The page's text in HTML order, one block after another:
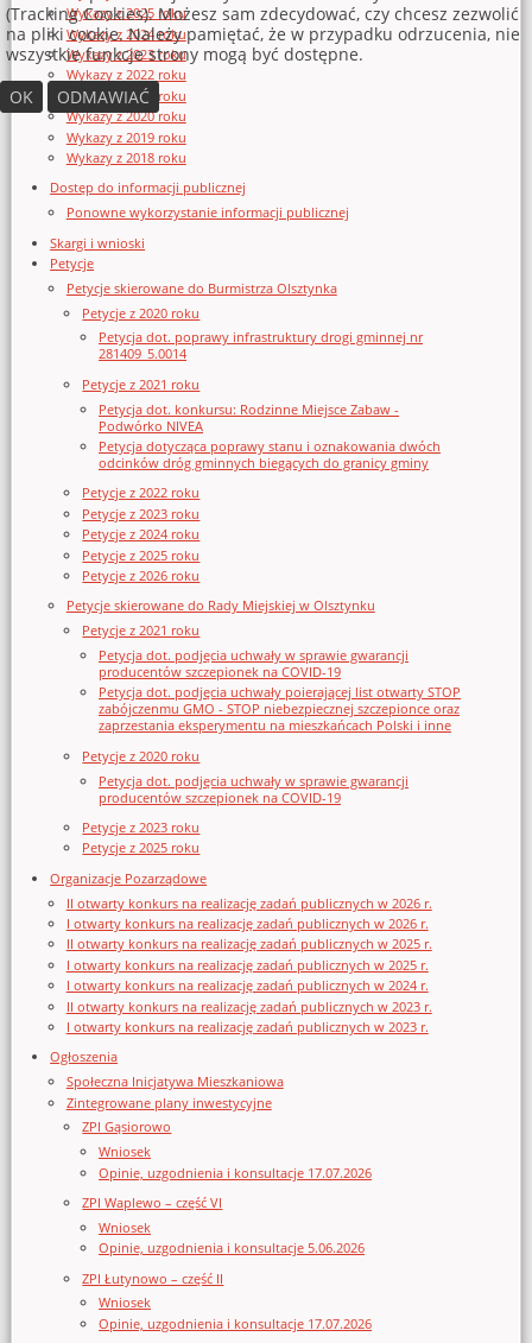
Wykazy z 2025 roku
Wykazy z 2024 roku
Wykazy z 2023 roku
Wykazy z 2022 roku
Wykazy z 2021 roku
Wykazy z 2020 roku
Wykazy z 2019 roku
Wykazy z 2018 roku
Dostęp do informacji publicznej
Ponowne wykorzystanie informacji publicznej
Skargi i wnioski
Petycje
Petycje skierowane do Burmistrza Olsztynka
Petycje z 2020 roku
Petycja dot. poprawy infrastruktury drogi gminnej nr
281409_5.0014
Petycje z 2021 roku
Petycja dot. konkursu: Rodzinne Miejsce Zabaw -
Podwórko NIVEA
Petycja dotycząca poprawy stanu i oznakowania dwóch
odcinków dróg gminnych biegących do granicy gminy
Petycje z 2022 roku
Petycje z 2023 roku
Petycje z 2024 roku
Petycje z 2025 roku
Petycje z 2026 roku
Petycje skierowane do Rady Miejskiej w Olsztynku
Petycje z 2021 roku
Petycja dot. podjęcia uchwały w sprawie gwarancji
producentów szczepionek na COVID-19
Petycja dot. podjęcia uchwały poierającej list otwarty STOP
zabójczenmu GMO - STOP niebezpiecznej szczepionce oraz
zaprzestania eksperymentu na mieszkańcach Polski i inne
Petycje z 2020 roku
Petycja dot. podjęcia uchwały w sprawie gwarancji
producentów szczepionek na COVID-19
Petycje z 2023 roku
Petycje z 2025 roku
Organizacje Pozarządowe
II otwarty konkurs na realizację zadań publicznych w 2026 r.
I otwarty konkurs na realizację zadań publicznych w 2026 r.
II otwarty konkurs na realizację zadań publicznych w 2025 r.
I otwarty konkurs na realizację zadań publicznych w 2025 r.
I otwarty konkurs na realizację zadań publicznych w 2024 r.
II otwarty konkurs na realizację zadań publicznych w 2023 r.
I otwarty konkurs na realizację zadań publicznych w 2023 r.
Ogłoszenia
Społeczna Inicjatywa Mieszkaniowa
Zintegrowane plany inwestycyjne
ZPI Gąsiorowo
Wniosek
Opinie, uzgodnienia i konsultacje 17.07.2026
ZPI Waplewo – część VI
Wniosek
Opinie, uzgodnienia i konsultacje 5.06.2026
ZPI Łutynowo – część II
Wniosek
Opinie, uzgodnienia i konsultacje 17.07.2026
(Tracking Cookies). Możesz sam zdecydować, czy chcesz zezwolić
na pliki cookie. Należy pamiętać, że w przypadku odrzucenia, nie
wszystkie funkcje strony mogą być dostępne.
OK
ODMAWIAĆ